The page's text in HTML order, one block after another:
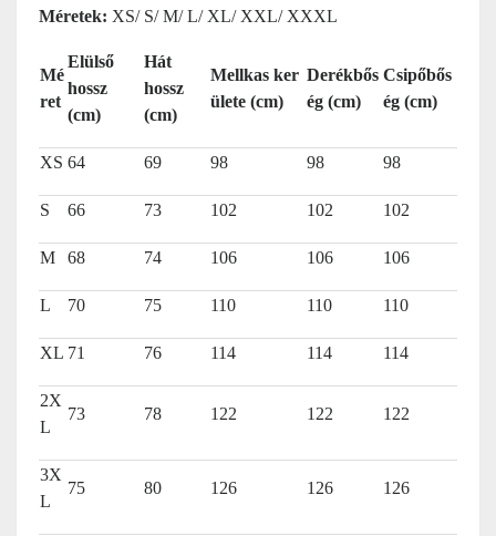
Méretek: XS/ S/ M/ L/ XL/ XXL/ XXXL
Mé
ret
Elülső
hossz
(cm)
Hát
hossz
(cm)
Mellkas ker
ülete (cm)
Derékbős
ég (cm)
Csipőbős
ég (cm)
XS 64 69 98 98 98
S 66 73 102 102 102
M 68 74 106 106 106
L 70 75 110 110 110
XL 71 76 114 114 114
2X
L
73 78 122 122 122
3X
L
75 80 126 126 126